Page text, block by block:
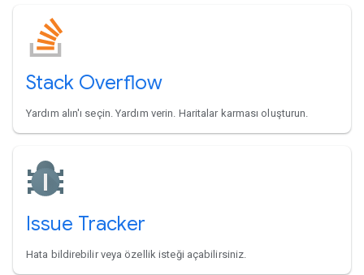
Stack Overflow
Yardım alın'ı seçin. Yardım verin. Haritalar karması oluşturun.
Issue Tracker
Hata bildirebilir veya özellik isteği açabilirsiniz.